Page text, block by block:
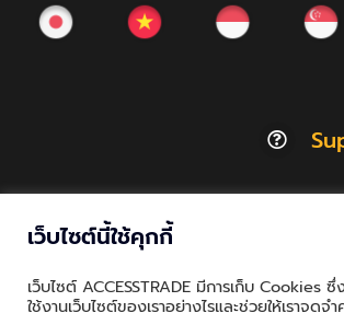
Thailand.a | All Rights
เว็บไซต์นี้ใช้คุกกี้
เว็บไซต์ ACCESSTRADE มีการเก็บ Cookies
ใช้งานเว็บไซต์ของเราอย่างไรและช่วยให้เราจดจ